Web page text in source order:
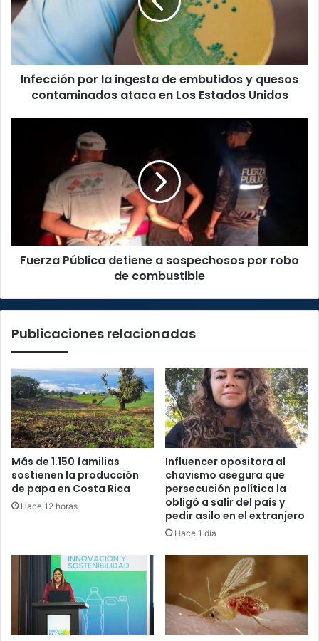
de
embutidos
y
quesos
contaminados
ataca
Infección por la ingesta de embutidos y quesos
contaminados ataca en Los Estados Unidos
sospechosos
combustible
Fuerza Pública detiene a sospechosos por robo
de combustible
Publicaciones relacionadas
Más de 1.150 familias
sostienen la producción
de papa en Costa Rica
Hace 12 horas
Influencer opositora al
chavismo asegura que
persecución política la
obligó a salir del país y
pedir asilo en el extranjero
Hace 1 día